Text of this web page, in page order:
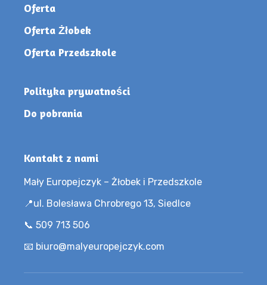
Oferta
Oferta Żłobek
Oferta Przedszkole
Polityka prywatności
Do pobrania
Kontakt z nami
Mały Europejczyk – Żłobek i Przedszkole
📍ul. Bolesława Chrobrego 13, Siedlce
📞 509 713 506
📧 biuro@malyeuropejczyk.com